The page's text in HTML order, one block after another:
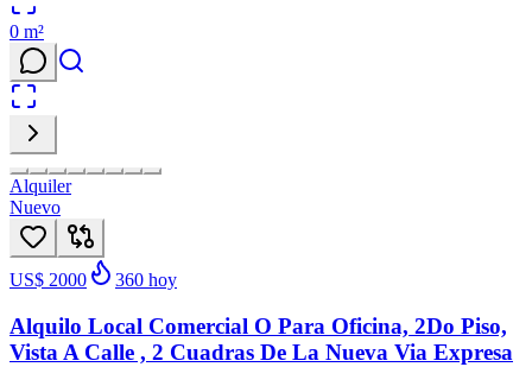
0 m²
Alquiler
Nuevo
US$ 2000 360 hoy
Alquilo Local Comercial O Para Oficina, 2Do Piso,
Vista A Calle , 2 Cuadras De La Nueva Via Expresa